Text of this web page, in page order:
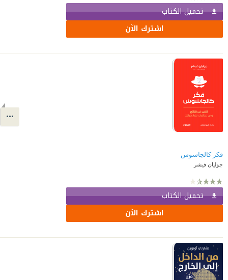
تحميل الكتاب
اشترك الآن
فكر كالجاسوس
جوليان فيشر
تحميل الكتاب
اشترك الآن